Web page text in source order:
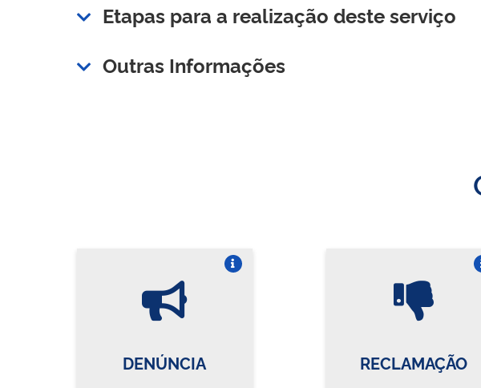
Etapas para a realização deste serviço
Outras Informações
DENÚNCIA RECLAMAÇÃO